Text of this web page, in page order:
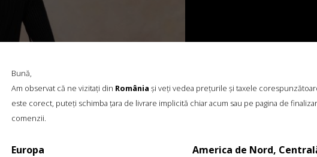
Bună,
Am observat că ne vizitați din România și veți vedea prețurile și taxele
este corect, puteți schimba țara de livrare implicită chiar acum sau pe pagina de
comenzii.
Europa
America de Nord,